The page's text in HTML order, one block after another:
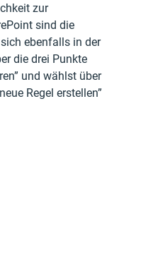
zur
sind die
ebenfalls in der
die drei Punkte
und wählst über
Regel erstellen”